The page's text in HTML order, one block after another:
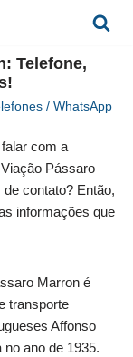
Telefone,
/ WhatsApp
com a
Pássaro
contato? Então,
informações que
Marron é
transporte
Affonso
no ano de 1935.